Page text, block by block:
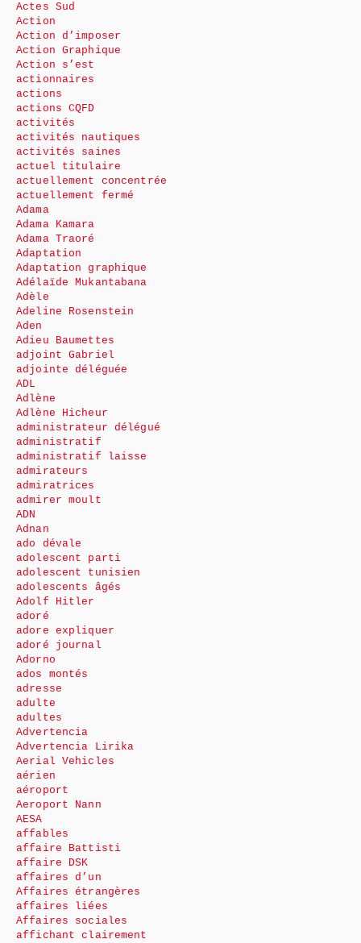
Actes Sud
Action
Action d’imposer
Action Graphique
Action s’est
actionnaires
actions
actions CQFD
activités
activités nautiques
activités saines
actuel titulaire
actuellement concentrée
actuellement fermé
Adama
Adama Kamara
Adama Traoré
Adaptation
Adaptation graphique
Adélaïde Mukantabana
Adèle
Adeline Rosenstein
Aden
Adieu Baumettes
adjoint Gabriel
adjointe déléguée
ADL
Adlène
Adlène Hicheur
administrateur délégué
administratif
administratif laisse
admirateurs
admiratrices
admirer moult
ADN
Adnan
ado dévale
adolescent parti
adolescent tunisien
adolescents âgés
Adolf Hitler
adoré
adore expliquer
adoré journal
Adorno
ados montés
adresse
adulte
adultes
Advertencia
Advertencia Lirika
Aerial Vehicles
aérien
aéroport
Aeroport Nann
AESA
affables
affaire Battisti
affaire DSK
affaires d’un
Affaires étrangères
affaires liées
Affaires sociales
affichant clairement